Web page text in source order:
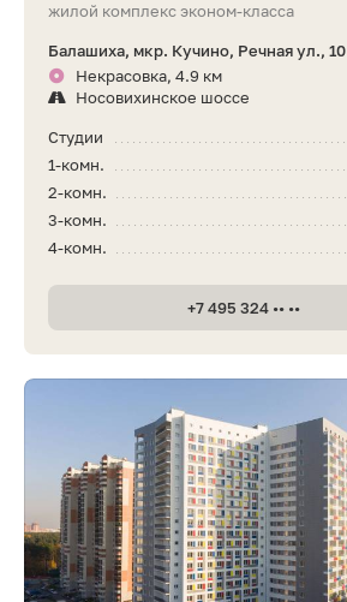
жилой комплекс эконом-класса
Балашиха, мкр. Кучино, Речная ул., 10
Некрасовка, 4.9 км
Носовихинское шоссе
Студии
1-комн.
2-комн.
3-комн.
4-комн.
+7 495 324 •• ••